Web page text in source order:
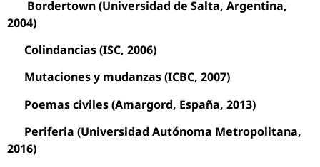
Bordertown (Universidad de Salta, Argentina,
2004)
Colindancias (ISC, 2006)
Mutaciones y mudanzas (ICBC, 2007)
Poemas civiles (Amargord, España, 2013)
Periferia (Universidad Autónoma Metropolitana,
2016)